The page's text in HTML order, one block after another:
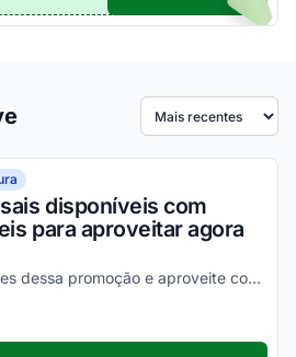
Ordenar por
disponíveis com
para aproveitar agora
Confira todos os detalhes dessa promoção e aproveite com as melhores vantagens possíveis!